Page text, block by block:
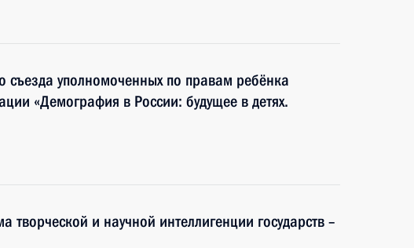
съезда уполномоченных по правам ребёнка
«Демография в России: будущее в детях.
творческой и научной интеллигенции государств –